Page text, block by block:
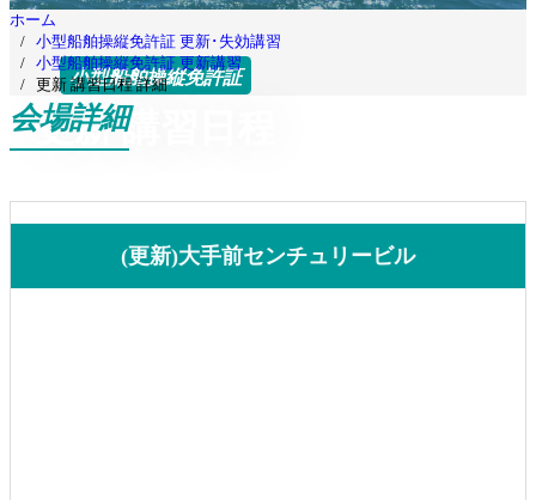
小型船舶操縦免許証
更新 講習日程
ホーム
小型船舶操縦免許証 更新･失効講習
小型船舶操縦免許証 更新講習
更新 講習日程 詳細
会場詳細
(更新)大手前センチュリービル